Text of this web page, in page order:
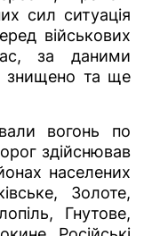
сил ситуація
військових
за даними
знищено та ще
вогонь по
здійснював
населених
Золоте,
Гнутове,